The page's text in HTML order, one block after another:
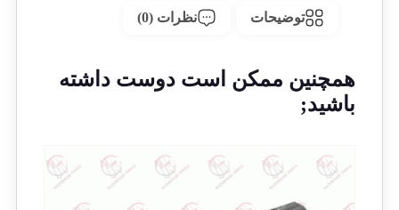
توضیحات نظرات (0)
همچنین ممکن است دوست داشته
باشید;